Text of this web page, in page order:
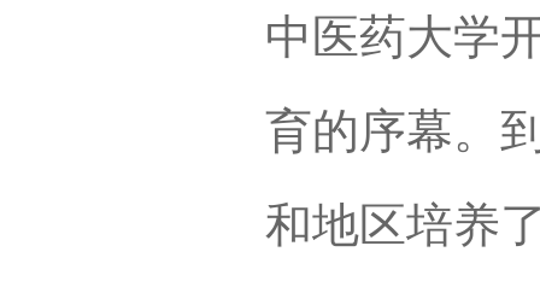
中医药大学
育的序幕。
和地区培养